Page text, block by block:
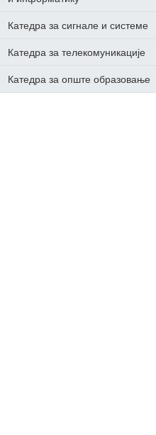
Катедра за сигнале и системе
Катедра за телекомуникације
Катедра за опште образовање